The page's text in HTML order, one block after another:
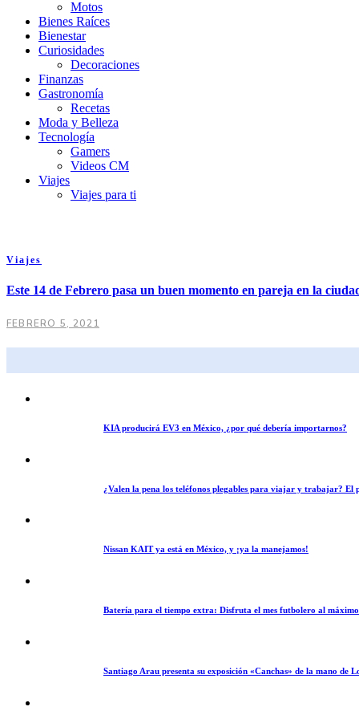
Motos
Bienes Raíces
Bienestar
Curiosidades
Decoraciones
Finanzas
Gastronomía
Recetas
Moda y Belleza
Tecnología
Gamers
Videos CM
Viajes
Viajes para ti
Viajes
Este 14 de Febrero pasa un buen momento en pareja en la
FEBRERO 5, 2021
KIA producirá EV3 en México, ¿por qué debería importarnos?
¿Valen la pena los teléfonos plegables para viajar y trabajar? El
Nissan KAIT ya está en México, y ¡ya la manejamos!
Batería para el tiempo extra: Disfruta el mes futbolero al
Santiago Arau presenta su exposición «Canchas» de la mano de